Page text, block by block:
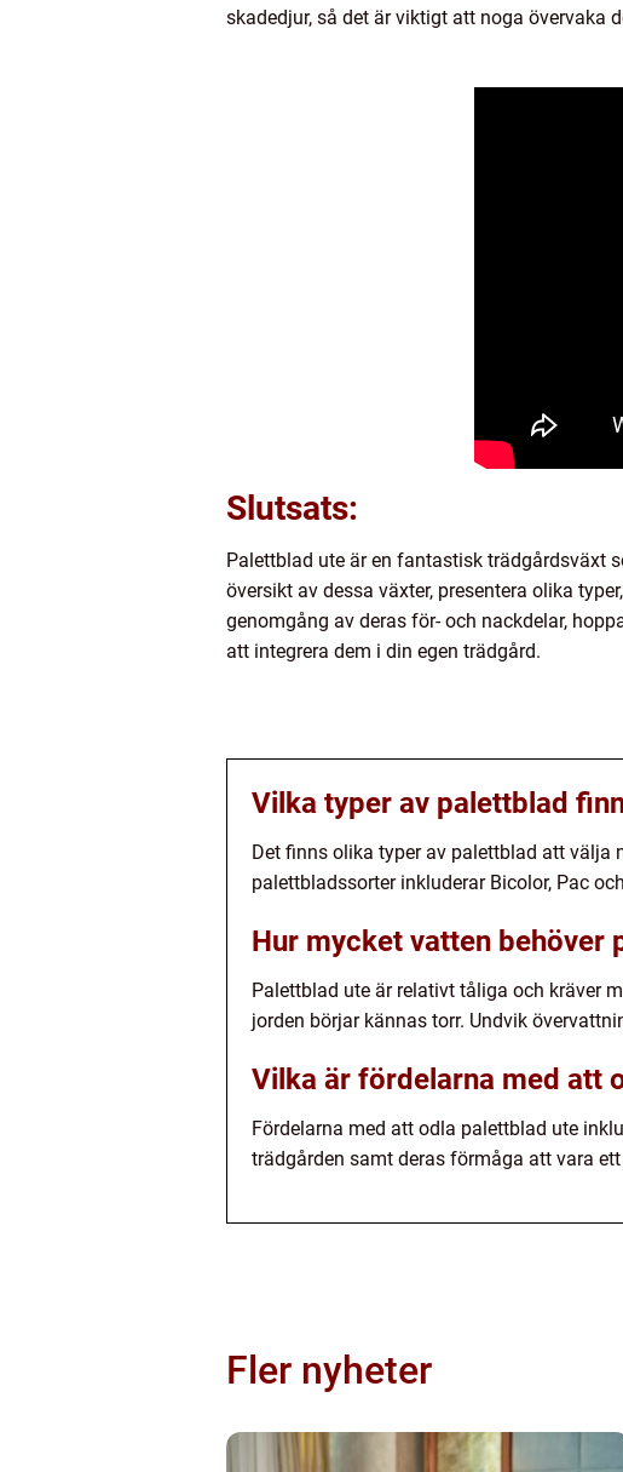
skadedjur, så det är viktigt att noga övervaka
Slutsats:
Palettblad ute är en fantastisk trädgårdsväxt
översikt av dessa växter, presentera olika
genomgång av deras för- och nackdelar,
att integrera dem i din egen trädgård.
Vilka typer av palettblad
Det finns olika typer av palettblad att välja
palettbladssorter inkluderar Bicolor, Pac
Hur mycket vatten behöver
Palettblad ute är relativt tåliga och kräver
jorden börjar kännas torr. Undvik
Vilka är fördelarna med att
Fördelarna med att odla palettblad ute
trädgården samt deras förmåga att vara
Fler nyheter